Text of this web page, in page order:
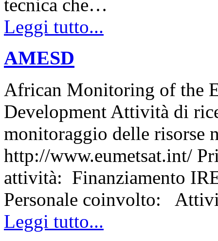
tecnica che…
Leggi tutto...
AMESD
African Monitoring of the
Development Attività di
monitoraggio delle risorse
http://www.eumetsat.int/
attività: Finanziamento
Personale coinvolto:
Leggi tutto...